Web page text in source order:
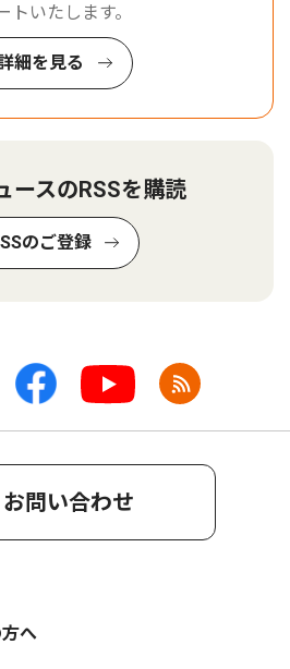
トいたします。
細を見る
ースのRSSを購読
のご登録
お問い合わせ
へ